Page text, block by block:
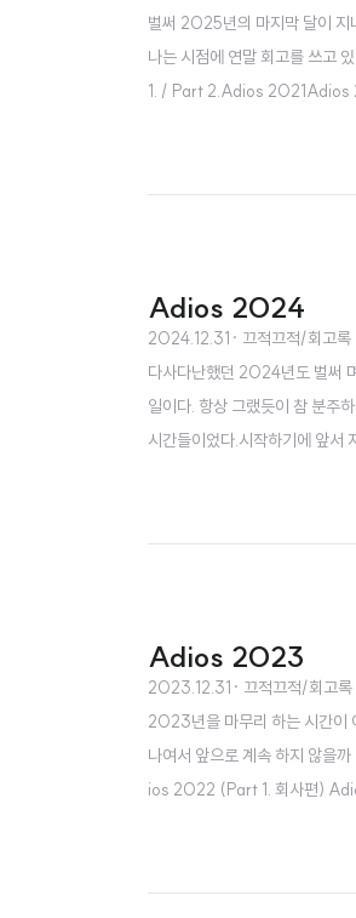
벌써 2025년의 마지막 달이 지
나는 시점에 연말 회고를 쓰
1. / Part 2.Adios 2021Adios
Adios 2024
2024.12.31 · 끄적끄적/회고록
다사다난했던 2024년도 벌써
일이다. 항상 그랬듯이 참 분주
시간들이었다.시작하기에 앞
Adios 2023
2023.12.31 · 끄적끄적/회고록
2023년을 마무리 하는 시간이
나여서 앞으로 계속 하지 않
ios 2022 (Part 1. 회사편)